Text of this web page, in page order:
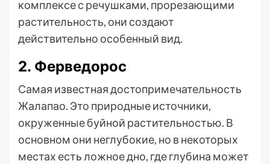
комплексе с речушками, прорезающими
растительность, они создают
действительно особенный вид.
2. Ферведорос
Самая известная достопримечательность
Жалапао. Это природные источники,
окруженные буйной растительностью. В
основном они неглубокие, но в некоторых
местах есть ложное дно, где глубина может